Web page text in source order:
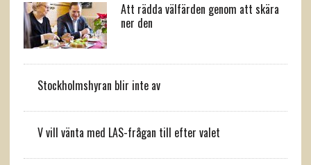
Att rädda välfärden genom att skära
ner den
Stockholmshyran blir inte av
V vill vänta med LAS-frågan till efter valet